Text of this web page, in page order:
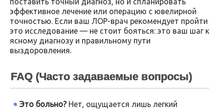
эффективное лечение или операцию с ювелирной
точностью. Если ваш ЛОР-врач рекомендует пройти
это исследование — не стоит бояться: это ваш шаг к
ясному диагнозу и правильному пути
выздоровления.
FAQ (Часто задаваемые вопросы)
Это больно?Нет, ощущается лишь легкий